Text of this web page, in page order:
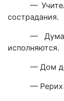
—
сострадания.
—
исполняются.
— Дом
— Рерих